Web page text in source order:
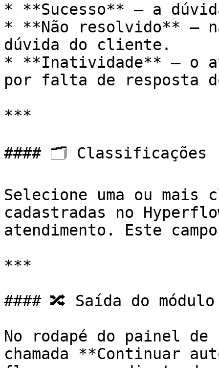
* **Sucesso** — a
* **Não resolvido** —
dúvida do cliente.
* **Inatividade** — o
por falta de resposta
***
#### 🗂️ Classificações
Selecione uma ou
cadastradas no
atendimento. Este
***
#### 🔀 Saída do módulo
No rodapé do painel de
chamada **Continuar